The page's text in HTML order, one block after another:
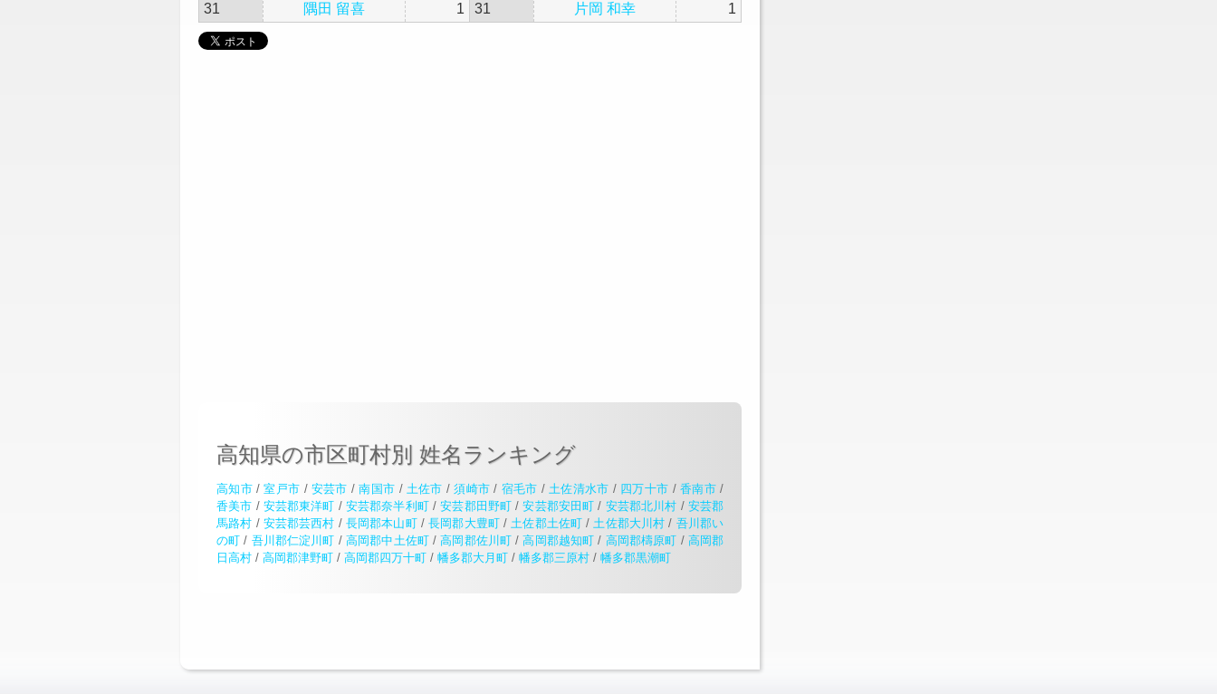
31
隅田 留喜 1 31 片岡 和幸 1
高知県の市区町村別 姓名ランキング
高知市/室戸市 / 安芸市 /南国市 / 土佐市 /須崎市 / 宿毛市 / 土佐清水市 / 四万十市 / 香南市/
香美市 / 安芸郡東洋町 / 安芸郡奈半利町/安芸郡田野町 /安芸郡安田町 / 安芸郡北川村 / 安芸郡
馬路村 / 安芸郡芸西村 / 長岡郡本山町/長岡郡大豊町/ 土佐郡土佐町 / 土佐郡大川村 / 吾川郡い
の町 / 吾川郡仁淀川町 / 高岡郡中土佐町/高岡郡佐川町 /高岡郡越知町 / 高岡郡檮原町 / 高岡郡
日高村 / 高岡郡津野町 / 高岡郡四万十町 / 幡多郡大月町 / 幡多郡三原村 / 幡多郡黒潮町